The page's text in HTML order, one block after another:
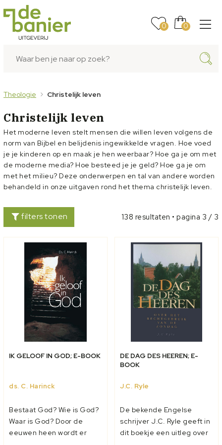
0 0
Theologie Christelijk leven
Christelijk leven
Het moderne leven stelt mensen die willen leven volgens de
norm van Bijbel en belijdenis ingewikkelde vragen. Hoe voed
je je kinderen op en maak je hen weerbaar? Hoe ga je om met
de moderne media? Hoe besteed je je geld? Hoe ga je om
met het milieu? Deze onderwerpen en tal van andere worden
behandeld in onze uitgaven rond het thema christelijk leven.
filters tonen 138 resultaten • pagina 3 / 3
IK GELOOF IN GOD; E-BOOK
ds. C. Harinck
Bestaat God? Wie is God?
Waar is God? Door de
eeuwen heen wordt er
DE DAG DES HEEREN; E-
BOOK
J.C. Ryle
De bekende Engelse
schrijver J.C. Ryle geeft in
dit boekje een uitleg over